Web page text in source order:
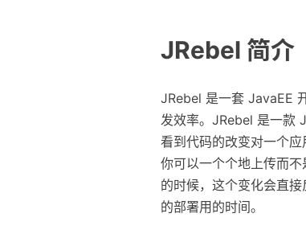
JRebel 简介
JRebel 是一套 JavaEE
发效率。JRebel 是一款
看到代码的改变对一个
你可以一个个地上传而
的时候，这个变化会直
的部署用的时间。